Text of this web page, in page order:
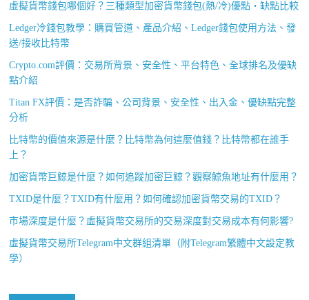
虛擬貨幣錢包哪個好？三種類型加密貨幣錢包(熱/冷)優點・缺點比較
Ledger冷錢包教學：購買管道、產品介紹、Ledger錢包使用方法、發
送/接收比特幣
Crypto.com評價：交易所背景、安全性、平台特色、全球排名及優缺
點介紹
Titan FX評價：是否詐騙、公司背景、安全性、出入金、優缺點完整
分析
比特幣的價值來源是什麼？比特幣為何這麼值錢？比特幣都在誰手
上？
加密貨幣巨鯨是什麼？如何追蹤加密巨鯨？觀察鯨魚地址有什麼用？
TXID是什麼？TXID有什麼用？如何確認加密貨幣交易的TXID？
市場深度是什麼？虛擬貨幣交易所的交易深度對交易成本有何影響?
虛擬貨幣交易所Telegram中文群組清單（附Telegram繁體中文設定教
學）